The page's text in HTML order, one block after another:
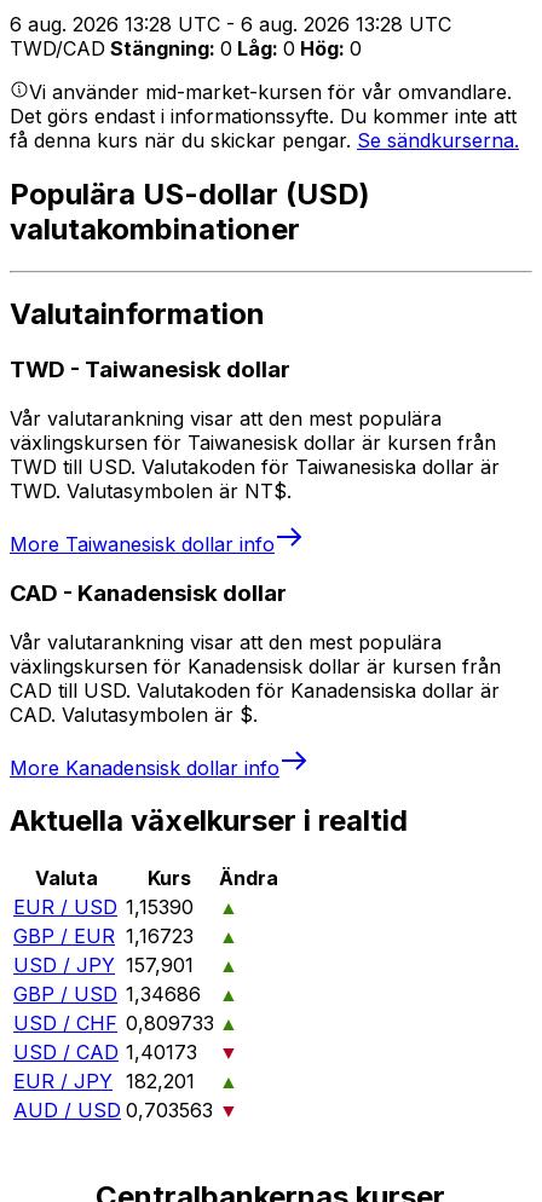
6 aug. 2026 13:28 UTC - 6 aug. 2026 13:28 UTC
TWD/CAD Stängning: 0 Låg: 0 Hög: 0
Vi använder mid-market-kursen för vår omvandlare.
Det görs endast i informationssyfte. Du kommer inte att
få denna kurs när du skickar pengar. Se sändkurserna.
Populära US-dollar (USD)
valutakombinationer
Valutainformation
TWD - Taiwanesisk dollar
Vår valutarankning visar att den mest populära
växlingskursen för Taiwanesisk dollar är kursen från
TWD till USD. Valutakoden för Taiwanesiska dollar är
TWD. Valutasymbolen är NT$.
More Taiwanesisk dollar info
CAD - Kanadensisk dollar
Vår valutarankning visar att den mest populära
växlingskursen för Kanadensisk dollar är kursen från
CAD till USD. Valutakoden för Kanadensiska dollar är
CAD. Valutasymbolen är $.
More Kanadensisk dollar info
Aktuella växelkurser i realtid
Valuta Kurs
Ändra
EUR / USD 1,15390
▲
GBP / EUR 1,16723
▲
USD / JPY 157,901
▲
GBP / USD 1,34686
▲
USD / CHF 0,809733 ▲
USD / CAD 1,40173
▼
EUR / JPY 182,201
▲
AUD / USD 0,703563 ▼